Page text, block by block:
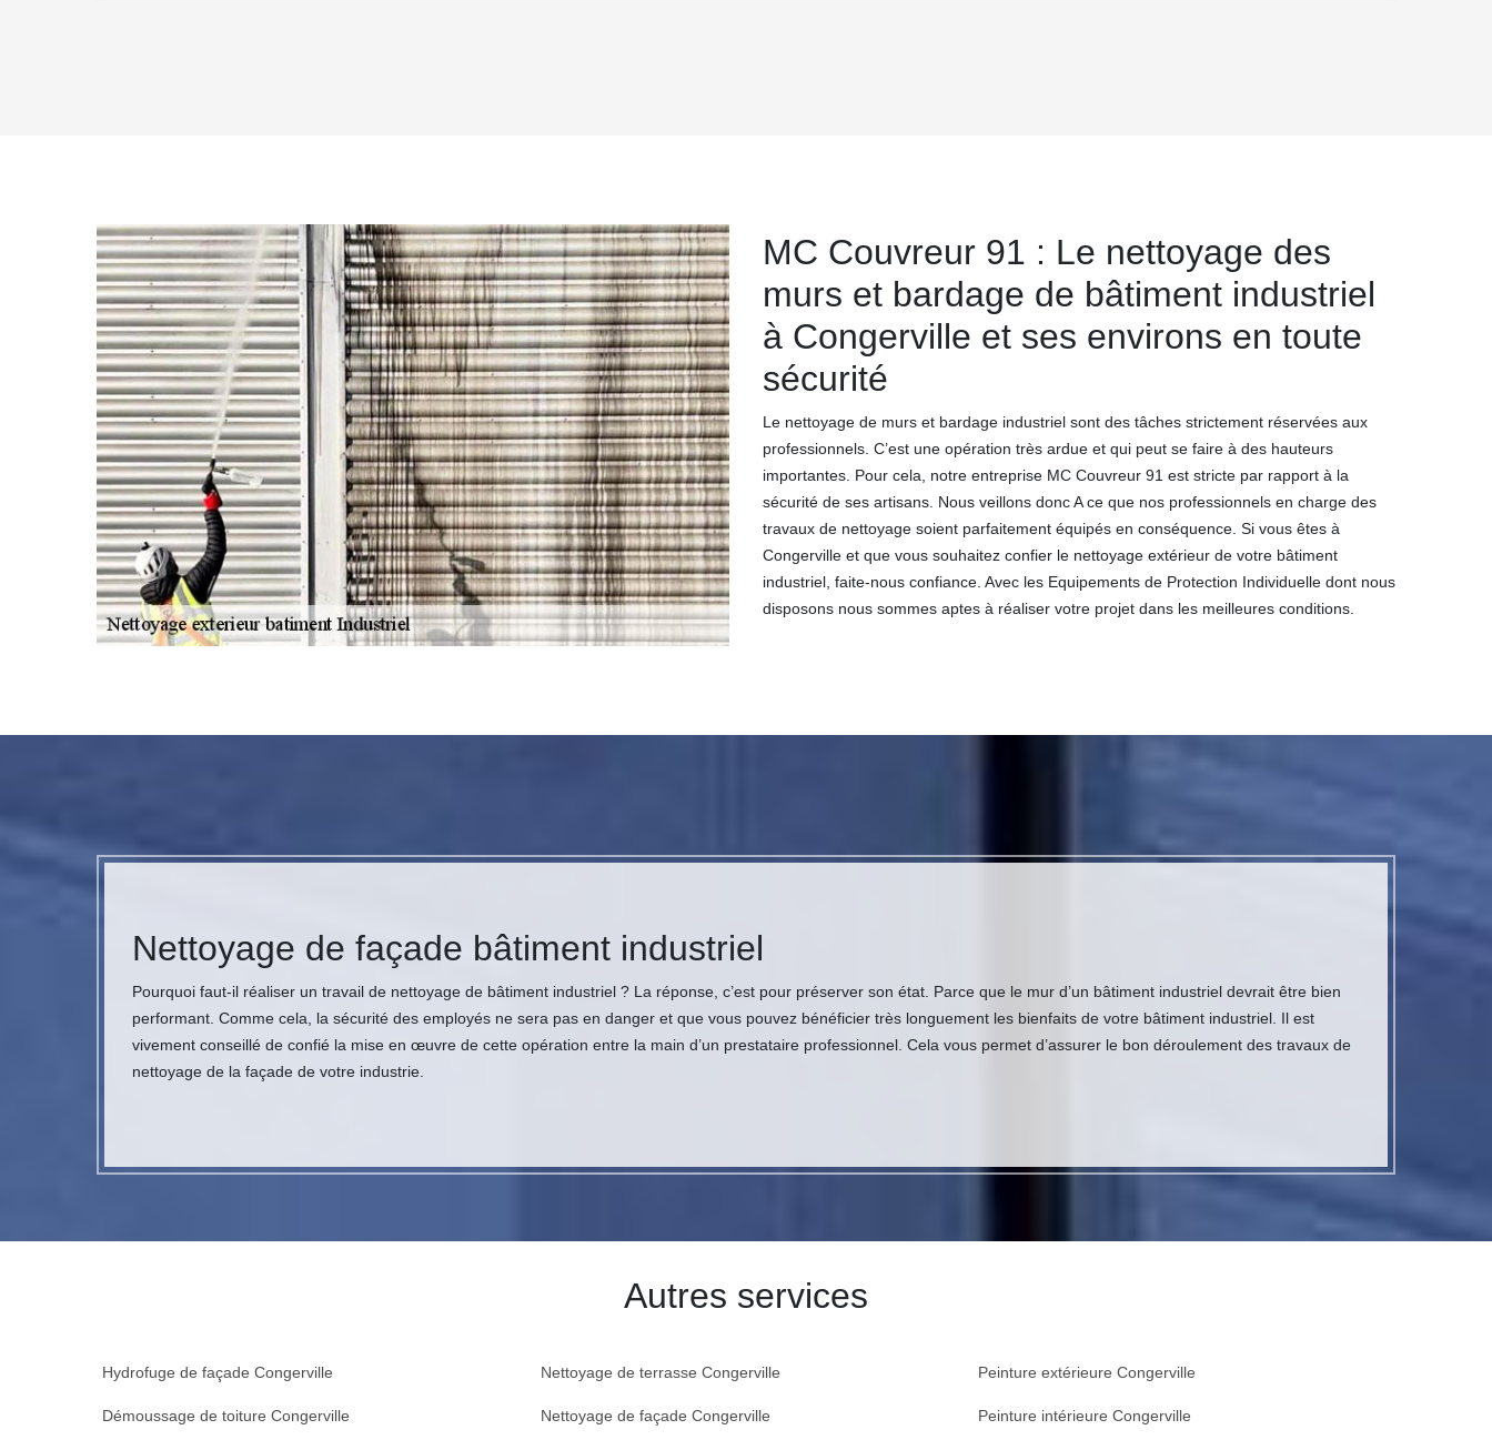
MC Couvreur 91 : Le nettoyage des
murs et bardage de bâtiment industriel
à Congerville et ses environs en toute
sécurité
Le nettoyage de murs et bardage industriel sont des tâches strictement réservées aux
professionnels. C’est une opération très ardue et qui peut se faire à des hauteurs
importantes. Pour cela, notre entreprise MC Couvreur 91 est stricte par rapport à la
sécurité de ses artisans. Nous veillons donc A ce que nos professionnels en charge des
travaux de nettoyage soient parfaitement équipés en conséquence. Si vous êtes à
Congerville et que vous souhaitez confier le nettoyage extérieur de votre bâtiment
industriel, faite-nous confiance. Avec les Equipements de Protection Individuelle dont nous
disposons nous sommes aptes à réaliser votre projet dans les meilleures conditions.
Nettoyage de façade bâtiment industriel
Pourquoi faut-il réaliser un travail de nettoyage de bâtiment industriel ? La réponse, c’est pour préserver son état. Parce que le mur d’un bâtiment industriel devrait être bien
performant. Comme cela, la sécurité des employés ne sera pas en danger et que vous pouvez bénéficier très longuement les bienfaits de votre bâtiment industriel. Il est
vivement conseillé de confié la mise en œuvre de cette opération entre la main d’un prestataire professionnel. Cela vous permet d’assurer le bon déroulement des travaux de
nettoyage de la façade de votre industrie.
Autres services
Hydrofuge de façade Congerville
Démoussage de toiture Congerville
Nettoyage de terrasse Congerville
Nettoyage de façade Congerville
Peinture extérieure Congerville
Peinture intérieure Congerville